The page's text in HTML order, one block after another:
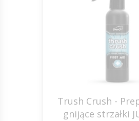
Trush Crush -
gnijące strzałki